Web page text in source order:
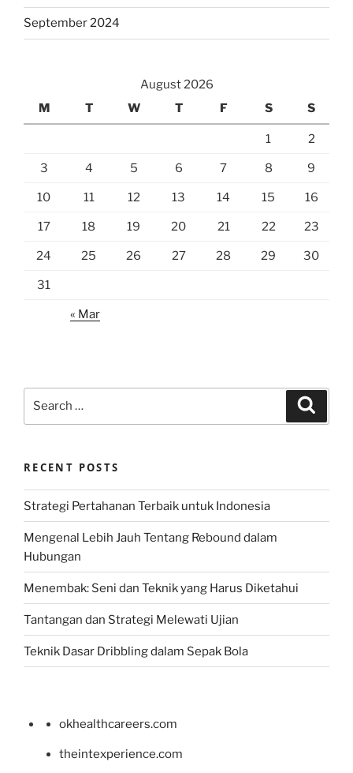
September 2024
August 2026
M
T W T F S S
1 2
3 4 5 6 7 8 9
10 11 12 13 14 15 16
17 18 19 20 21 22 23
24 25 26 27 28 29 30
31
« Mar
RECENT POSTS
Strategi Pertahanan Terbaik untuk Indonesia
Mengenal Lebih Jauh Tentang Rebound dalam
Hubungan
Menembak: Seni dan Teknik yang Harus Diketahui
Tantangan dan Strategi Melewati Ujian
Teknik Dasar Dribbling dalam Sepak Bola
okhealthcareers.com
theintexperience.com